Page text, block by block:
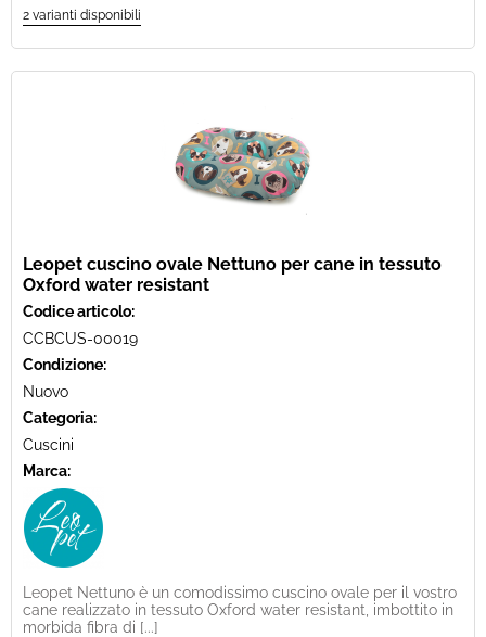
Leopet cuscino ovale Nettuno per cane in tessuto
Oxford water resistant
Codice articolo:
CCBCUS-00019
Condizione:
Nuovo
Categoria:
Cuscini
Marca:
Leopet Nettuno è un comodissimo cuscino ovale per il vostro
cane realizzato in tessuto Oxford water resistant, imbottito in
morbida fibra di [...]